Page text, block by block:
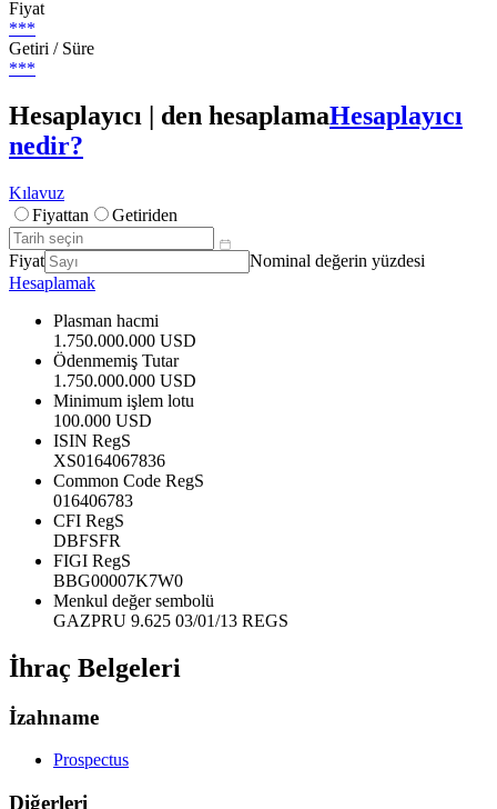
Fiyat
***
Getiri / Süre
***
Hesaplayıcı | den hesaplamaHesaplayıcı
nedir?
Kılavuz
Fiyattan
Getiriden
Fiyat
Nominal değerin yüzdesi
Hesaplamak
Plasman hacmi
1.750.000.000 USD
Ödenmemiş Tutar
1.750.000.000 USD
Minimum işlem lotu
100.000 USD
ISIN RegS
XS0164067836
Common Code RegS
016406783
CFI RegS
DBFSFR
FIGI RegS
BBG00007K7W0
Menkul değer sembolü
GAZPRU 9.625 03/01/13 REGS
İhraç Belgeleri
İzahname
Prospectus
Diğerleri